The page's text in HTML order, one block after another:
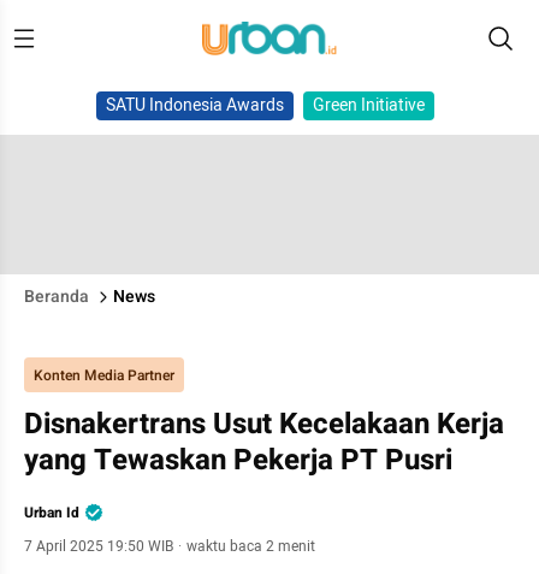
SATU Indonesia Awards Green Initiative
Beranda News
Konten Media Partner
Disnakertrans Usut Kecelakaan Kerja
yang Tewaskan Pekerja PT Pusri
Urban Id
7 April 2025 19:50 WIB · waktu baca 2 menit